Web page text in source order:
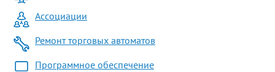
Ассоциации
Ремонт торговых автоматов
Программное обеспечение